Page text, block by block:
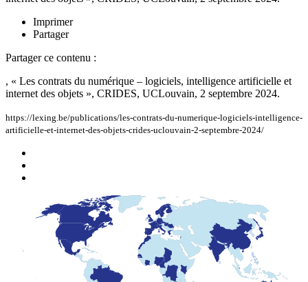
Imprimer
Partager
Partager ce contenu :
, « Les contrats du numérique – logiciels, intelligence artificielle et
internet des objets », CRIDES, UCLouvain, 2 septembre 2024.
https://lexing.be/publications/les-contrats-du-numerique-logiciels-intelligence-
artificielle-et-internet-des-objets-crides-uclouvain-2-septembre-2024/